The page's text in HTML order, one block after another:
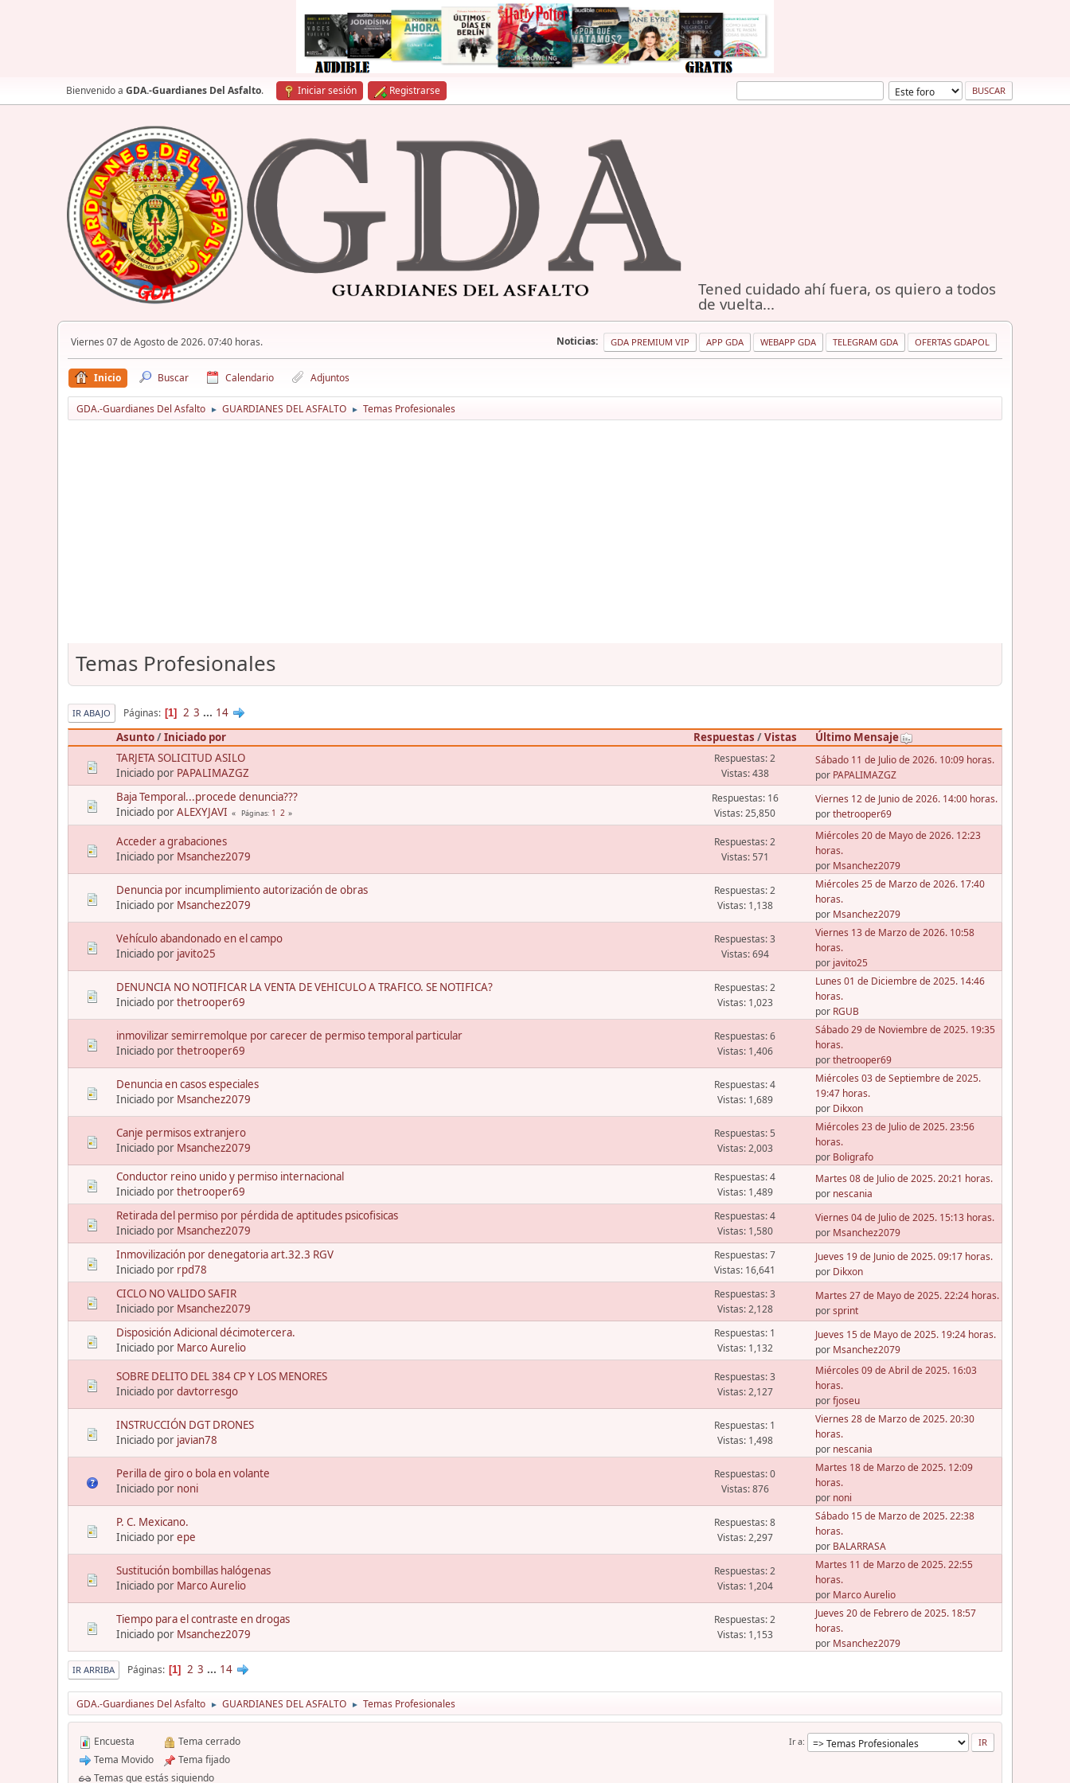
Bienvenido a GDA.-Guardianes Del Asfalto. Iniciar sesión Registrarse
Tened cuidado ahí fuera, os quiero a todos
de vuelta...
Viernes 07 de Agosto de 2026. 07:40 horas. Noticias: GDA PREMIUM VIP APP GDA WEBAPP GDA TELEGRAM GDA OFERTAS GDAPOL
Inicio Buscar Calendario Adjuntos
GDA.-Guardianes Del Asfalto ► GUARDIANES DEL ASFALTO ► Temas Profesionales
Temas Profesionales
IR ABAJO Páginas 1 2 3 ... 14
Asunto/Iniciado por Respuestas /Vistas
Último Mensaje
TARJETA SOLICITUD ASILO
Iniciado por PAPALIMAZGZ
Respuestas: 2
Vistas: 438
Sábado 11 de Julio de 2026. 10:09 horas.
por PAPALIMAZGZ
Baja Temporal...procede denuncia???
Iniciado porALEXYJAVI Páginas 1 2
Respuestas: 16
Vistas: 25,850
Viernes 12 de Junio de 2026. 14:00 horas.
porthetrooper69
Acceder a grabaciones
Iniciado por Msanchez2079
Respuestas: 2
Vistas: 571
Miércoles 20 de Mayo de 2026. 12:23
horas.
por Msanchez2079
Denuncia por incumplimiento autorización de obras
Iniciado por Msanchez2079
Respuestas: 2
Vistas: 1,138
Miércoles 25 de Marzo de 2026. 17:40
horas.
por Msanchez2079
Vehículo abandonado en el campo
Iniciado por javito25
Respuestas: 3
Vistas: 694
Viernes 13 de Marzo de 2026. 10:58
horas.
por javito25
DENUNCIA NO NOTIFICAR LA VENTA DE VEHICULO A TRAFICO. SE NOTIFICA?
Iniciado porthetrooper69
Respuestas: 2
Vistas: 1,023
Lunes 01 de Diciembre de 2025. 14:46
horas.
por RGUB
inmovilizar semirremolque por carecer de permiso temporal particular
Iniciado porthetrooper69
Respuestas: 6
Vistas: 1,406
Sábado 29 de Noviembre de 2025. 19:35
horas.
porthetrooper69
Denuncia en casos especiales
Iniciado por Msanchez2079
Respuestas: 4
Vistas: 1,689
Miércoles 03 de Septiembre de 2025.
19:47 horas.
por Dikxon
Canje permisos extranjero
Iniciado por Msanchez2079
Respuestas: 5
Vistas: 2,003
Miércoles 23 de Julio de 2025. 23:56
horas.
por Boligrafo
Conductor reino unido y permiso internacional
Iniciado porthetrooper69
Respuestas: 4
Vistas: 1,489
Martes 08 de Julio de 2025. 20:21 horas.
por nescania
Retirada del permiso por pérdida de aptitudes psicofisicas
Iniciado por Msanchez2079
Respuestas: 4
Vistas: 1,580
Viernes 04 de Julio de 2025. 15:13 horas.
por Msanchez2079
Inmovilización por denegatoria art.32.3 RGV
Iniciado por rpd78
Respuestas: 7
Vistas: 16,641
Jueves 19 de Junio de 2025. 09:17 horas.
por Dikxon
CICLO NO VALIDO SAFIR
Iniciado por Msanchez2079
Respuestas: 3
Vistas: 2,128
Martes 27 de Mayo de 2025. 22:24 horas.
porsprint
Disposición Adicional décimotercera.
Iniciado por Marco Aurelio
Respuestas: 1
Vistas: 1,132
Jueves 15 de Mayo de 2025. 19:24 horas.
por Msanchez2079
SOBRE DELITO DEL 384 CP Y LOS MENORES
Iniciado pordavtorresgo
Respuestas: 3
Vistas: 2,127
Miércoles 09 de Abril de 2025. 16:03
horas.
porfjoseu
INSTRUCCIÓN DGT DRONES
Iniciado por javian78
Respuestas: 1
Vistas: 1,498
Viernes 28 de Marzo de 2025. 20:30
horas.
por nescania
Perilla de giro o bola en volante
Iniciado por noni
Respuestas: 0
Vistas: 876
Martes 18 de Marzo de 2025. 12:09
horas.
por noni
P. C. Mexicano.
Iniciado porepe
Respuestas: 8
Vistas: 2,297
Sábado 15 de Marzo de 2025. 22:38
horas.
por BALARRASA
Sustitución bombillas halógenas
Iniciado por Marco Aurelio
Respuestas: 2
Vistas: 1,204
Martes 11 de Marzo de 2025. 22:55
horas.
por Marco Aurelio
Tiempo para el contraste en drogas
Iniciado por Msanchez2079
Respuestas: 2
Vistas: 1,153
Jueves 20 de Febrero de 2025. 18:57
horas.
por Msanchez2079
IR ARRIBA Páginas 1 2 3 ... 14
GDA.-Guardianes Del Asfalto ► GUARDIANES DEL ASFALTO ► Temas Profesionales
Ir a
Encuesta
Tema Movido
Tema cerrado
Tema fijado
Temas que estás siguiendo